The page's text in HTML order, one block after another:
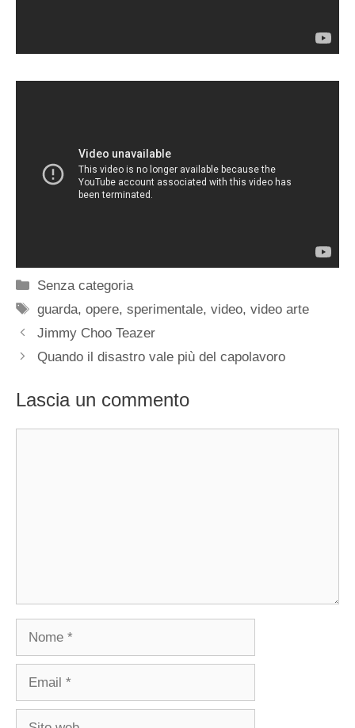
Categorie
Senza categoria
Tag
guarda,opere,sperimentale,video,video arte
Jimmy Choo Teazer
Quando il disastro vale più del capolavoro
Lascia un commento
Nome
Email
Sito